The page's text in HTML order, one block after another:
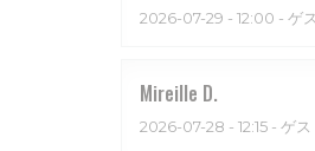
2026-07-29 - 12:00 - ゲ
Mireille D
2026-07-28 - 12:15 - ゲ